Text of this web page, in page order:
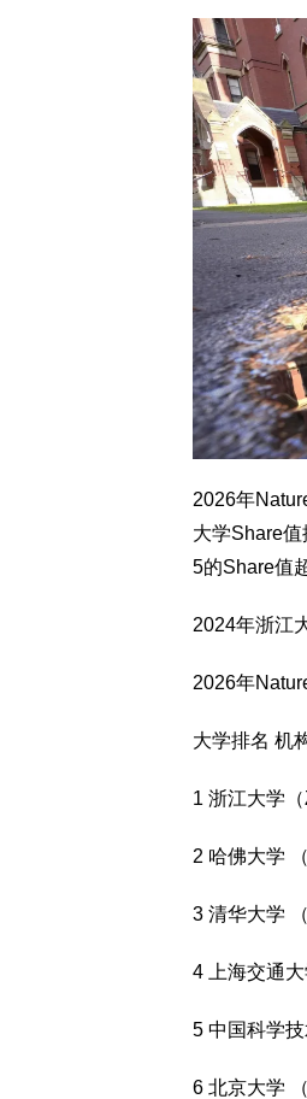
2026年
大学Share
5的Share值
2024年浙江
2026年
大学排名 机
1 浙江大学
2 哈佛大学
3 清华大学
4 上海交通
5 中国科学
6 北京大学